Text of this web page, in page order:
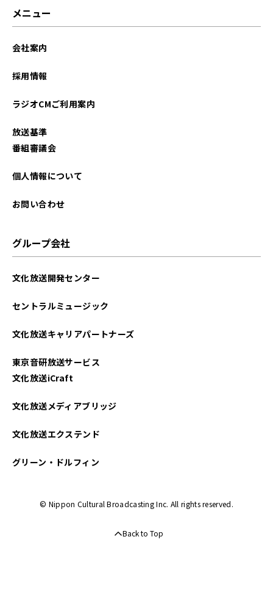
メニュー
会社案内
採用情報
ラジオCMご利用案内
放送基準
番組審議会
個人情報について
お問い合わせ
グループ会社
文化放送開発センター
セントラルミュージック
文化放送キャリアパートナーズ
東京音研放送サービス
文化放送iCraft
文化放送メディアブリッジ
文化放送エクステンド
グリーン・ドルフィン
© Nippon Cultural Broadcasting Inc. All rights reserved.
Back to Top